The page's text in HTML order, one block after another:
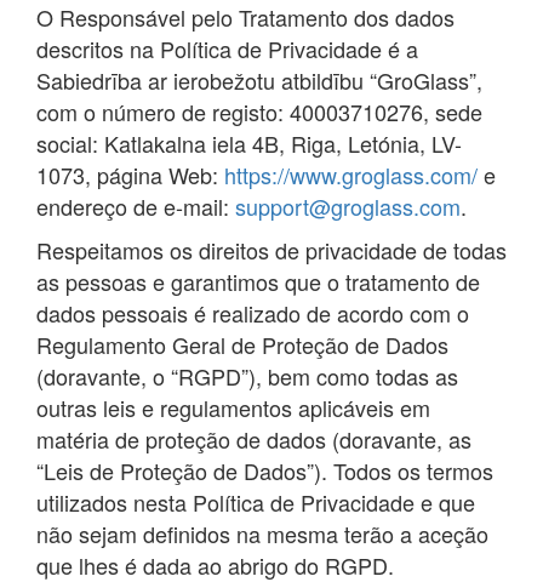
O Responsável pelo Tratamento dos dados
descritos na Política de Privacidade é a
Sabiedrība ar ierobežotu atbildību “GroGlass”,
com o número de registo: 40003710276, sede
social: Katlakalna iela 4B, Riga, Letónia, LV-
1073, página Web: https://www.groglass.com/e
endereço de e-mail: support@groglass.com.
Respeitamos os direitos de privacidade de todas
as pessoas e garantimos que o tratamento de
dados pessoais é realizado de acordo com o
Regulamento Geral de Proteção de Dados
(doravante, o “RGPD”), bem como todas as
outras leis e regulamentos aplicáveis em
matéria de proteção de dados (doravante, as
“Leis de Proteção de Dados”). Todos os termos
utilizados nesta Política de Privacidade e que
não sejam definidos na mesma terão a aceção
que lhes é dada ao abrigo do RGPD.